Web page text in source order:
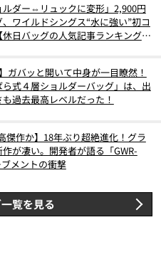
ルダー⇔リュックに変形」2,900円
ワイルドシングス“水に強い”初コ
日バッグの人気記事ランキングベ
ガバッと開いて中身が一目瞭然！
式４層ショルダーバッグ」は、出
過去最高レベルだった！
傑作か】18年ぶり超絶進化！グラ
が凄い。開発者が語る「GWR-
メントの衝撃
覧を見る